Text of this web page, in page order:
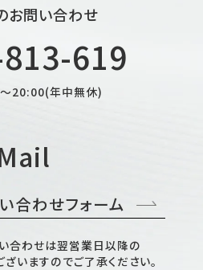
お問い合わせ
619
20:00(年中無休)
合わせフォーム
合わせは翌営業日以降の
いますのでご了承ください。